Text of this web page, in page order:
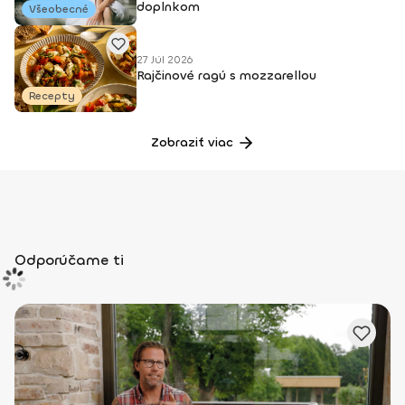
Všeobecné
doplnkom
Recepty
27 Júl 2026
Rajčinové ragú s mozzarellou
Zobraziť viac
Odporúčame ti